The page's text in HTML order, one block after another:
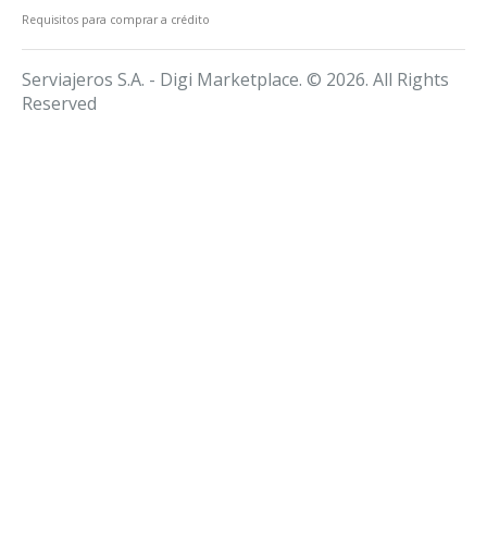
Requisitos para comprar a crédito
Serviajeros S.A. - Digi Marketplace. © 2026. All Rights
Reserved